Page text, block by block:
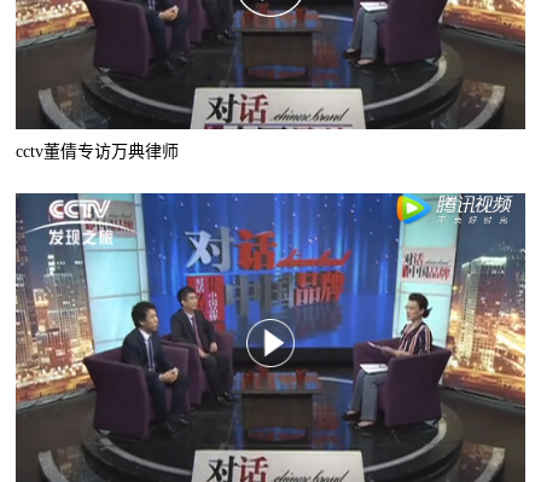
cctv董倩专访万典律师